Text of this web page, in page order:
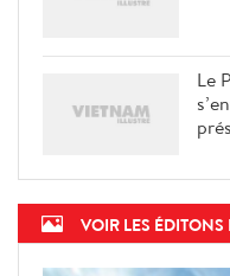
Le
VOIR LES ÉDITONS